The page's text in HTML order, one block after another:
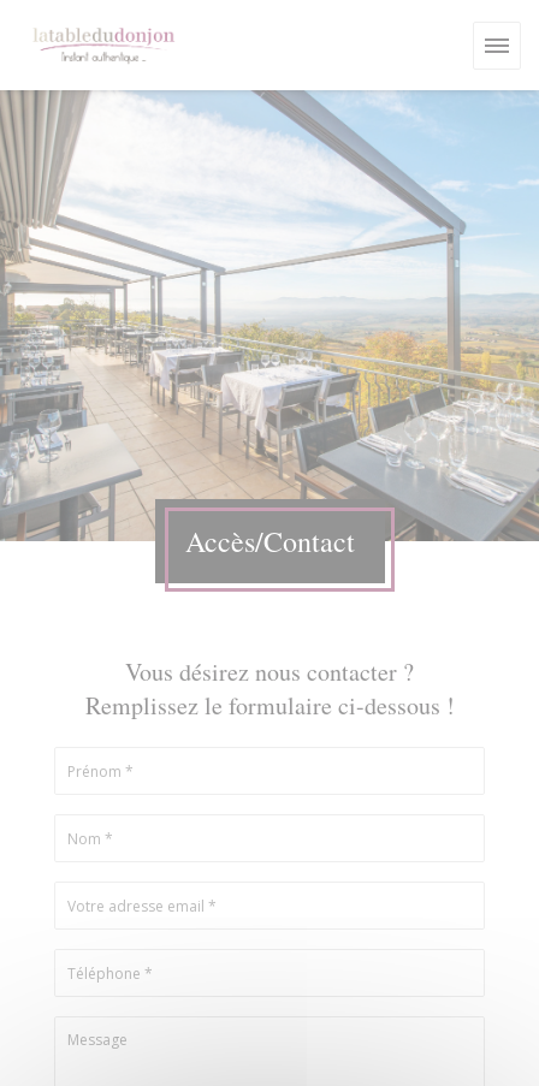
Accès/Contact
Vous désirez nous contacter ?
Remplissez le formulaire ci-dessous !